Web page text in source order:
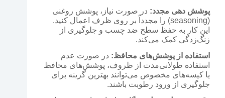
پوشش دهی مجدد: در صورت نیاز، پوشش روغنی
(seasoning) را مجدداً بر روی ظرف اعمال کنید.
این کار به حفظ سطح ضد چسب و جلوگیری از
زنگ‌زدگی کمک می‌کند.
استفاده از پوشش‌های محافظ: در صورت عدم
استفاده طولانی‌مدت از ظروف، پوشش‌های محافظ
یا کیسه‌های مخصوص می‌توانند بهترین گزینه برای
جلوگیری از ورود رطوبت باشند.